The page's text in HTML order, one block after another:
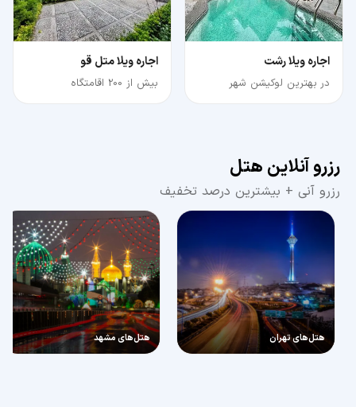
اجاره ویلا رشت
در بهترین لوکیشن شهر
اجاره ویلا متل قو
بیش از 200 اقامتگاه
رزرو آنلاین هتل
رزرو آنی + بیشترین درصد تخفیف
هتل‌های تهران هتل‌های مشهد